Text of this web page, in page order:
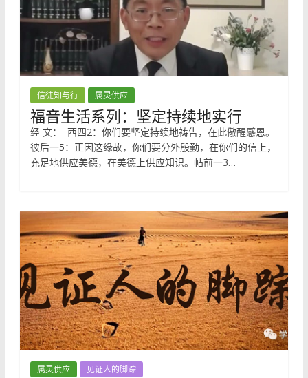
信徒知与行 属灵供应
福音生活系列：坚定持续地实行
经 文： 西四2：你们要坚定持续地祷告，在此儆醒感恩。
彼后一5：正因这缘故，你们要分外殷勤，在你们的信上，
充足地供应美德，在美德上供应知识。帖前一3…
属灵供应 见证人的脚踪